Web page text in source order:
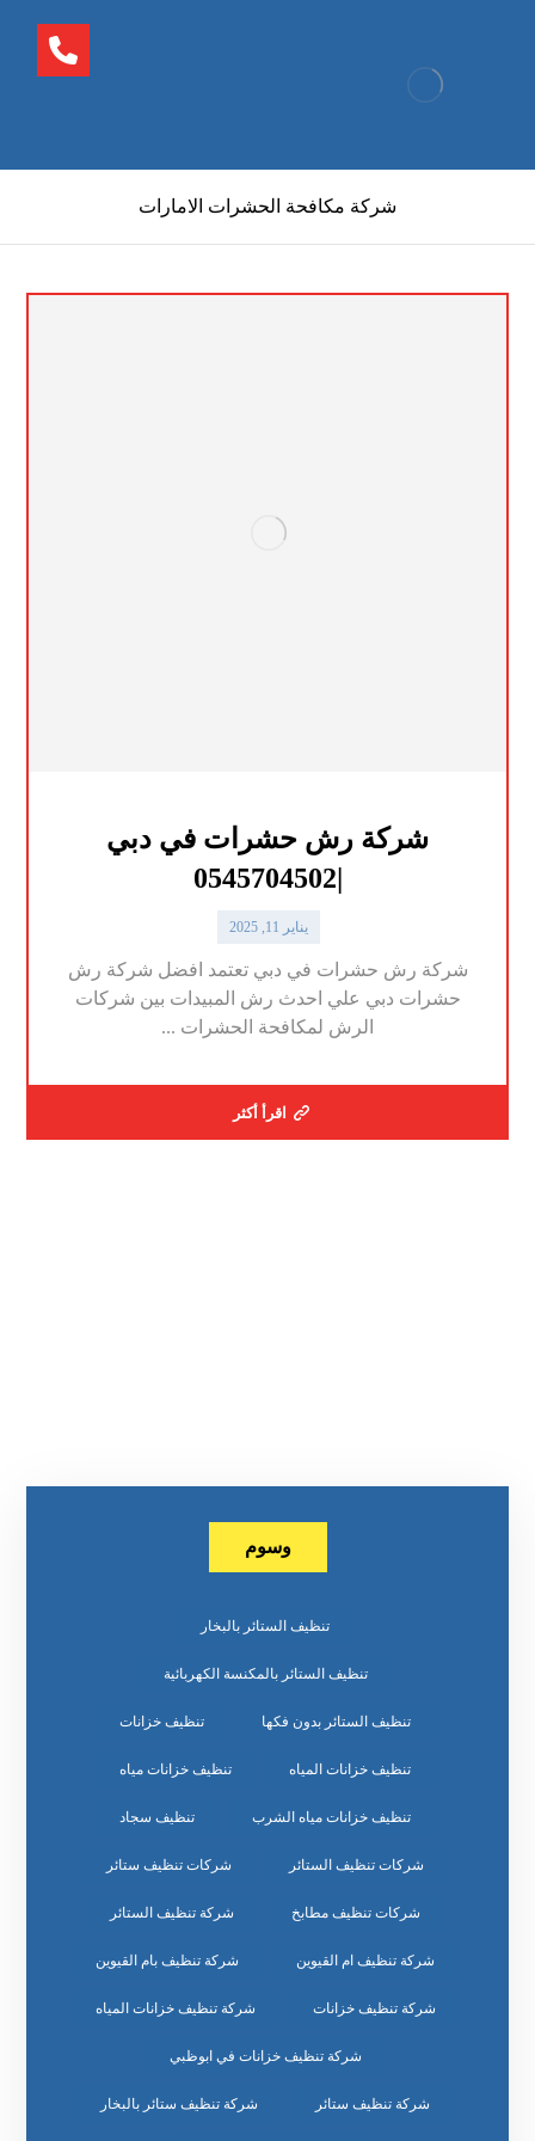
شركة مكافحة الحشرات الامارات
شركة رش حشرات في دبي
يناير 11, 2025
شركة رش حشرات في دبي تعتمد افضل شركة رش
حشرات دبي علي احدث رش المبيدات بين شركات
الرش لمكافحة الحشرات ...
اقرأ أكثر
وسوم
تنظيف الستائر بالبخار
تنظيف الستائر بالمكنسة الكهربائية
تنظيف الستائر بدون فكها تنظيف خزانات
تنظيف خزانات المياه تنظيف خزانات مياه
تنظيف خزانات مياه الشرب تنظيف سجاد
شركات تنظيف الستائر شركات تنظيف ستائر
شركات تنظيف مطابخ شركة تنظيف الستائر
شركة تنظيف ام القيوين شركة تنظيف بام القيوين
شركة تنظيف خزانات شركة تنظيف خزانات المياه
شركة تنظيف خزانات في ابوظبي
شركة تنظيف ستائر شركة تنظيف ستائر بالبخار